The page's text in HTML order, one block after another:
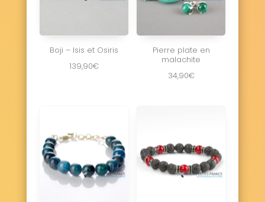
Boji – Isis et Osiris
139,90€
Pierre plate en
malachite
34,90€